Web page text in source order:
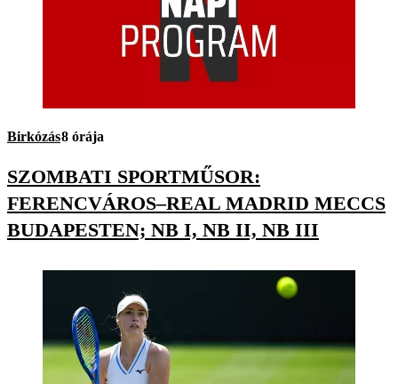
Birkózás8 órája
SZOMBATI SPORTMŰSOR:
FERENCVÁROS–REAL MADRID MECCS
BUDAPESTEN; NB I, NB II, NB III